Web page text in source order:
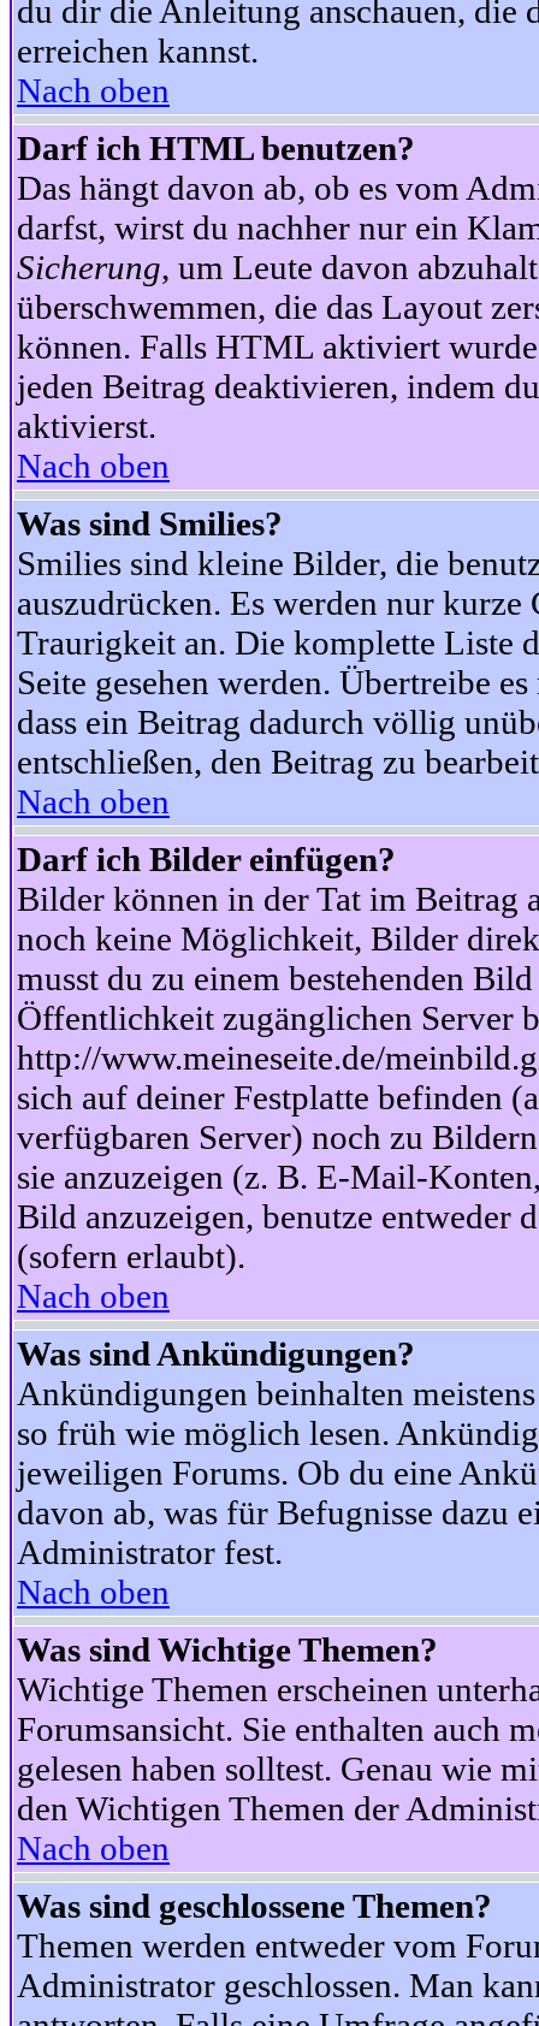
du dir die Anleitung anschauen, die
erreichen kannst.
Nach oben
Darf ich HTML benutzen?
Das hängt davon ab, ob es vom
darfst, wirst du nachher nur ein
Sicherung, um Leute davon
überschwemmen, die das Layout
können. Falls HTML aktiviert
jeden Beitrag deaktivieren, indem
aktivierst.
Nach oben
Was sind Smilies?
Smilies sind kleine Bilder, die
auszudrücken. Es werden nur
Traurigkeit an. Die komplette Liste
Seite gesehen werden. Übertreibe
dass ein Beitrag dadurch völlig
entschließen, den Beitrag zu
Nach oben
Darf ich Bilder einfügen?
Bilder können in der Tat im Beitrag
noch keine Möglichkeit, Bilder
musst du zu einem bestehenden
Öffentlichkeit zugänglichen Server
http://www.meineseite.de/
sich auf deiner Festplatte befinden
verfügbaren Server) noch zu
sie anzuzeigen (z. B. E-Mail-
Bild anzuzeigen, benutze
(sofern erlaubt).
Nach oben
Was sind Ankündigungen?
Ankündigungen beinhalten
so früh wie möglich lesen.
jeweiligen Forums. Ob du eine
davon ab, was für Befugnisse dazu
Administrator fest.
Nach oben
Was sind Wichtige Themen?
Wichtige Themen erscheinen
Forumsansicht. Sie enthalten auch
gelesen haben solltest. Genau wie
den Wichtigen Themen der
Nach oben
Was sind geschlossene Themen?
Themen werden entweder vom
Administrator geschlossen. Man